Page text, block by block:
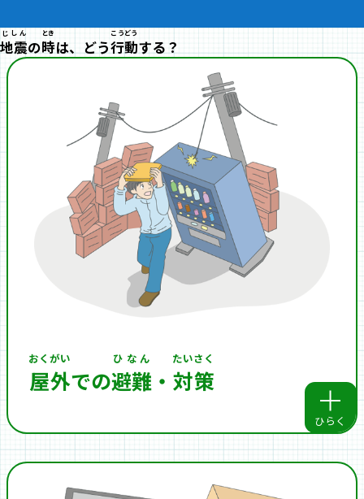
地震
じしん
の時
とき
は、どう行動
こうどう
する？
屋外
おくがい
での避難
ひなん
・ 対策
たいさく
ひらく